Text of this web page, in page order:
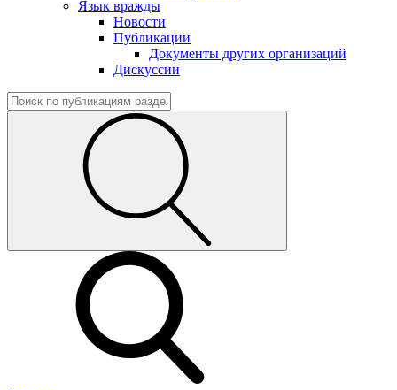
Язык вражды
Новости
Публикации
Документы других организаций
Дискуссии